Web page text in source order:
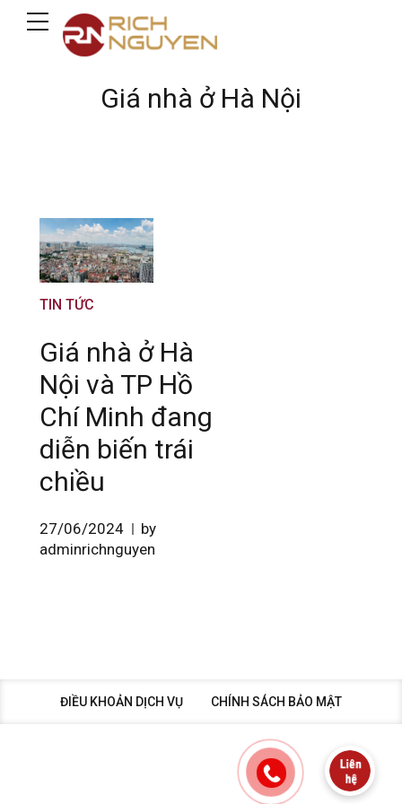
Giá nhà ở Hà Nội
TIN TỨC
Giá nhà ở Hà
Nội và TP Hồ
Chí Minh đang
diễn biến trái
chiều
27/06/2024
by
adminrichnguyen
ĐIỀU KHOẢN DỊCH VỤ CHÍNH SÁCH BẢO MẬT